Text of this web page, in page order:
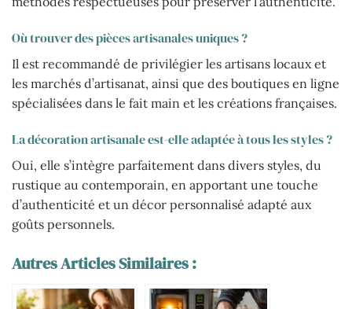
Où trouver des pièces artisanales uniques ?
Il est recommandé de privilégier les artisans locaux et
les marchés d’artisanat, ainsi que des boutiques en ligne
spécialisées dans le fait main et les créations françaises.
La décoration artisanale est-elle adaptée à tous les styles ?
Oui, elle s’intègre parfaitement dans divers styles, du
rustique au contemporain, en apportant une touche
d’authenticité et un décor personnalisé adapté aux
goûts personnels.
Autres Articles Similaires :